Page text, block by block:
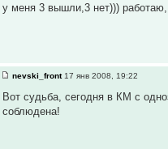
у меня 3 вышли,3 нет)))
nevski_front17 янв 2008, 19:22
Вот судьба, сегодня в КМ с
соблюдена!